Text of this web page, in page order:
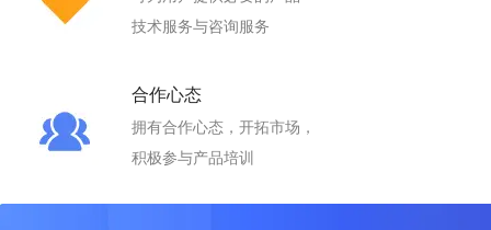
技术服务与咨询服务
合作心态
拥有合作心态，开拓市场，
积极参与产品培训